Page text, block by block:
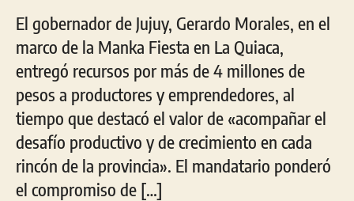
El gobernador de Jujuy, Gerardo Morales, en el
marco de la Manka Fiesta en La Quiaca,
entregó recursos por más de 4 millones de
pesos a productores y emprendedores, al
tiempo que destacó el valor de «acompañar el
desafío productivo y de crecimiento en cada
rincón de la provincia». El mandatario ponderó
el compromiso de […]